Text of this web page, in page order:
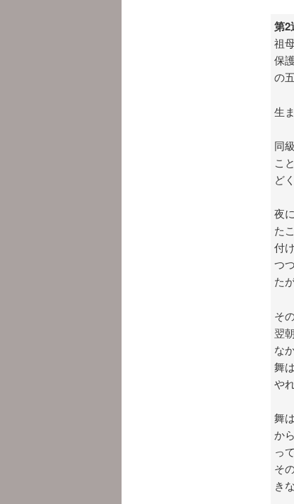
第2
祖
保
の
生
同
こ
ど
夜
た
付
つ
た
そ
翌
な
舞
や
舞
か
っ
そ
き